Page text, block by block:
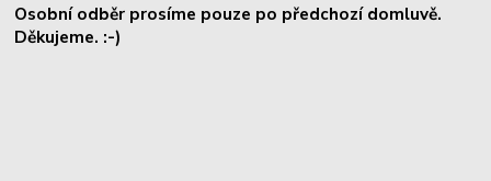
Osobní odběr prosíme pouze po předchozí domluvě.
Děkujeme. :-)